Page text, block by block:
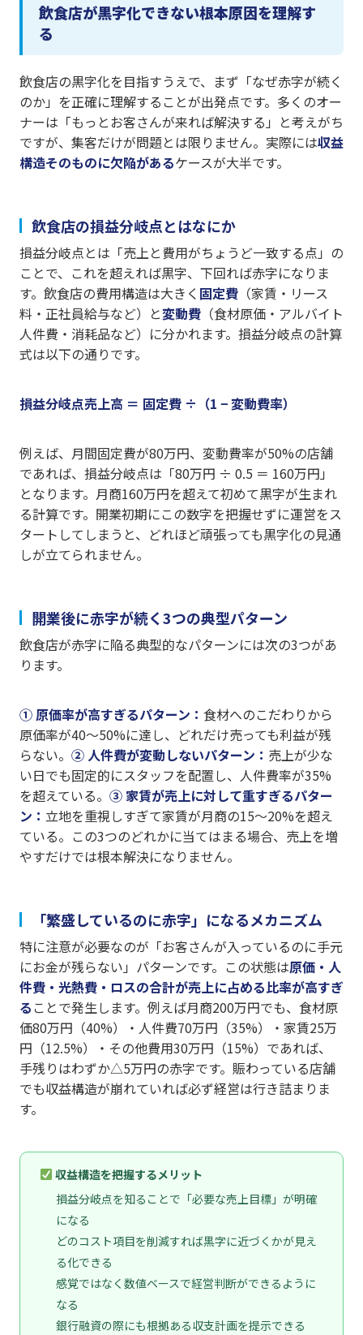
飲食店が黒字化できない根本原因を理解す
る
飲食店の黒字化を目指すうえで、まず「なぜ赤字が続く
のか」を正確に理解することが出発点です。多くのオー
ナーは「もっとお客さんが来れば解決する」と考えがち
ですが、集客だけが問題とは限りません。実際には収益
構造そのものに欠陥があるケースが大半です。
飲食店の損益分岐点とはなにか
損益分岐点とは「売上と費用がちょうど一致する点」の
ことで、これを超えれば黒字、下回れば赤字になりま
す。飲食店の費用構造は大きく 固定費 （家賃・リース
料・正社員給与など）と変動費 （食材原価・アルバイト
人件費・消耗品など）に分かれます。損益分岐点の計算
式は以下の通りです。
損益分岐点売上高 ＝ 固定費 ÷（1 − 変動費率）
例えば、月間固定費が80万円、変動費率が50%の店舗
であれば、損益分岐点は「80万円 ÷ 0.5 ＝ 160万円」
となります。月商160万円を超えて初めて黒字が生まれ
る計算です。開業初期にこの数字を把握せずに運営をス
タートしてしまうと、どれほど頑張っても黒字化の見通
しが立てられません。
開業後に赤字が続く3つの典型パターン
飲食店が赤字に陥る典型的なパターンには次の3つがあ
ります。
① 原価率が高すぎるパターン： 食材へのこだわりから
原価率が40〜50%に達し、どれだけ売っても利益が残
らない。 ② 人件費が変動しないパターン： 売上が少な
い日でも固定的にスタッフを配置し、人件費率が35%
を超えている。 ③ 家賃が売上に対して重すぎるパター
ン： 立地を重視しすぎて家賃が月商の15〜20%を超え
ている。この3つのどれかに当てはまる場合、売上を増
やすだけでは根本解決になりません。
「繁盛しているのに赤字」になるメカニズム
特に注意が必要なのが「お客さんが入っているのに手元
にお金が残らない」パターンです。この状態は原価・人
件費・光熱費・ロスの合計が売上に占める比率が高すぎ
る ことで発生します。例えば月商200万円でも、食材原
価80万円（40%）・人件費70万円（35%）・家賃25万
円（12.5%）・その他費用30万円（15%）であれば、
手残りはわずか△5万円の赤字です。賑わっている店舗
でも収益構造が崩れていれば必ず経営は行き詰まりま
す。
収益構造を把握するメリット
損益分岐点を知ることで「必要な売上目標」が明確
になる
どのコスト項目を削減すれば黒字に近づくかが見え
る化できる
感覚ではなく数値ベースで経営判断ができるように
なる
銀行融資の際にも根拠ある収支計画を提示できる